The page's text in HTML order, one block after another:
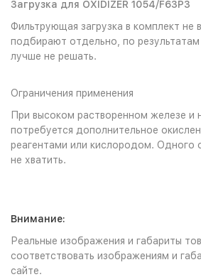
Загрузка для OXIDIZER 1054/F63P3
Фильтрующая загрузка в комплект не
подбирают отдельно, по результатам
лучше не решать.
Ограничения применения
При высоком растворенном железе и
потребуется дополнительное
реагентами или кислородом. Одного
не хватить.
Внимание:
Реальные изображения и габариты
соответствовать изображениям и
сайте.